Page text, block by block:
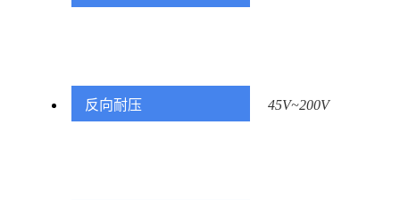
反向耐压 45V~200V